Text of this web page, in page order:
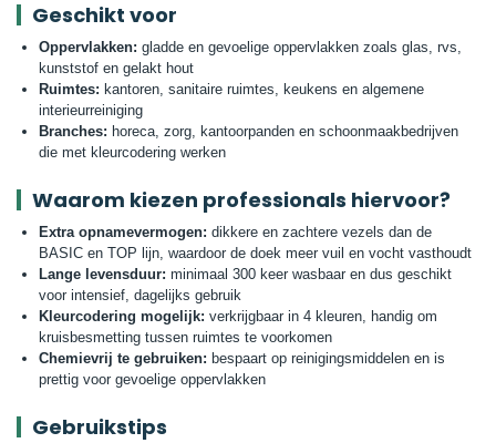
Geschikt voor
Oppervlakken: gladde en gevoelige oppervlakken zoals glas, rvs,
kunststof en gelakt hout
Ruimtes: kantoren, sanitaire ruimtes, keukens en algemene
interieurreiniging
Branches: horeca, zorg, kantoorpanden en schoonmaakbedrijven
die met kleurcodering werken
Waarom kiezen professionals hiervoor?
Extra opnamevermogen: dikkere en zachtere vezels dan de
BASIC en TOP lijn, waardoor de doek meer vuil en vocht vasthoudt
Lange levensduur: minimaal 300 keer wasbaar en dus geschikt
voor intensief, dagelijks gebruik
Kleurcodering mogelijk: verkrijgbaar in 4 kleuren, handig om
kruisbesmetting tussen ruimtes te voorkomen
Chemievrij te gebruiken: bespaart op reinigingsmiddelen en is
prettig voor gevoelige oppervlakken
Gebruikstips